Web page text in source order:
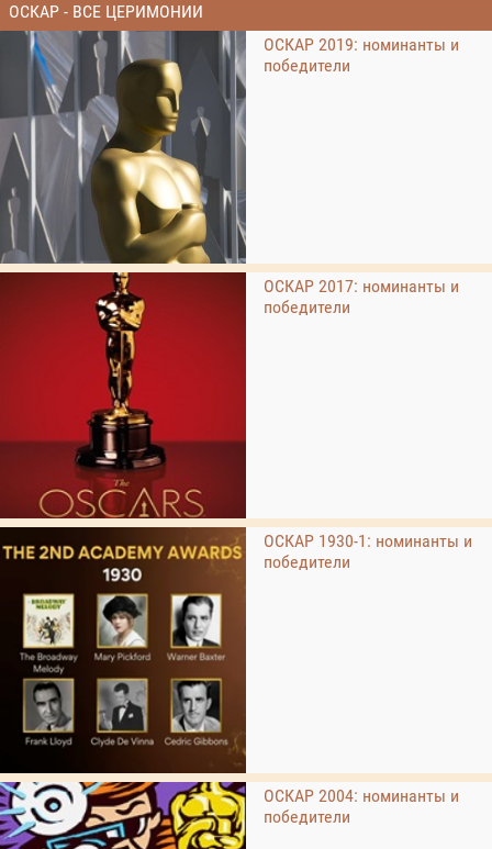
ОСКАР - ВСЕ ЦЕРИМОНИИ
ОСКАР 2019: номинанты и
победители
ОСКАР 2017: номинанты и
победители
ОСКАР 1930-1: номинанты и
победители
ОСКАР 2004: номинанты и
победители